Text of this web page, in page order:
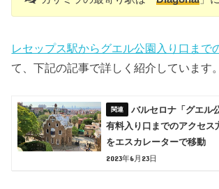
レセップス駅からグエル公園入り口まで
て、下記の記事で詳しく紹介しています。
バルセロナ「グエル
有料入り口までのアクセス
をエスカレーターで移動
2023年6月23日